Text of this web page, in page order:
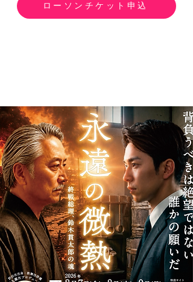
開場14：00　開演15：00
【チケット販売】
①株式会社エム・ケイ・ツー
TEL：03-5637-7500（平日11:00-16:00）
email：mk2@road.ocn.ne.jp
―お申込み方法―
お支払い：振込のみ
チケットの準備次第請求書をお送りし、お振込確認後
チケットを郵送いたします。
以下の内容を電話またはメールにてお知らせください
・公演場所
    ※調布公演も同時発売のため、必ず福岡もしくは調
布公演かを明記してください。
   ※福岡公演と調布公演の両方を購入される場合はそ
ローソンチケット申込